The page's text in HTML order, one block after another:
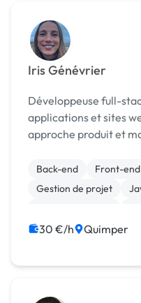
Iris Génévrier
Développeuse full-
applications et sites
approche produit et
Back-end Front-end
Gestion de projet
Création de site internet
30 €/h Quimper